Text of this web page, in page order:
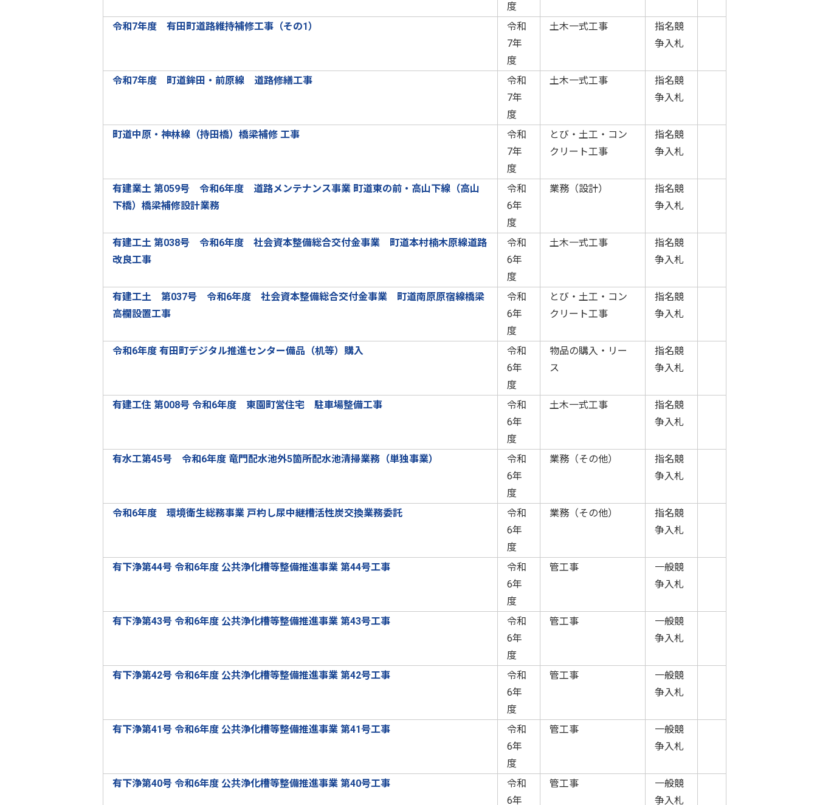
度
令和7年度 有田町道路維持補修工事（その1）
令和
7年
度
土木一式工事
指名競
争入札
令和7年度 町道鉾田・前原線 道路修繕工事
令和
7年
度
土木一式工事
指名競
争入札
町道中原・神林線（持田橋）橋梁補修 工事
令和
7年
度
とび・土工・コン
クリート工事
指名競
争入札
有建業土 第059号 令和6年度 道路メンテナンス事業 町道東の前・高山下線（高山
下橋）橋梁補修設計業務
令和
6年
度
業務（設計）
指名競
争入札
有建工土 第038号 令和6年度 社会資本整備総合交付金事業 町道本村楠木原線道路
改良工事
令和
6年
度
土木一式工事
指名競
争入札
有建工土 第037号 令和6年度 社会資本整備総合交付金事業 町道南原原宿線橋梁
高欄設置工事
令和
6年
度
とび・土工・コン
クリート工事
指名競
争入札
令和6年度 有田町デジタル推進センター備品（机等）購入
令和
6年
度
物品の購入・リー
ス
指名競
争入札
有建工住 第008号 令和6年度 東園町営住宅 駐車場整備工事
令和
6年
度
土木一式工事
指名競
争入札
有水工第45号 令和6年度 竜門配水池外5箇所配水池清掃業務（単独事業）
令和
6年
度
業務（その他）
指名競
争入札
令和6年度 環境衛生総務事業 戸杓し尿中継槽活性炭交換業務委託
令和
6年
度
業務（その他）
指名競
争入札
有下浄第44号 令和6年度 公共浄化槽等整備推進事業 第44号工事
令和
6年
度
管工事
一般競
争入札
有下浄第43号 令和6年度 公共浄化槽等整備推進事業 第43号工事
令和
6年
度
管工事
一般競
争入札
有下浄第42号 令和6年度 公共浄化槽等整備推進事業 第42号工事
令和
6年
度
管工事
一般競
争入札
有下浄第41号 令和6年度 公共浄化槽等整備推進事業 第41号工事
令和
6年
度
管工事
一般競
争入札
有下浄第40号 令和6年度 公共浄化槽等整備推進事業 第40号工事
令和
6年
管工事
一般競
争入札